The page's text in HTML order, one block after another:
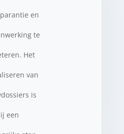
en
te
Het
van
is
een